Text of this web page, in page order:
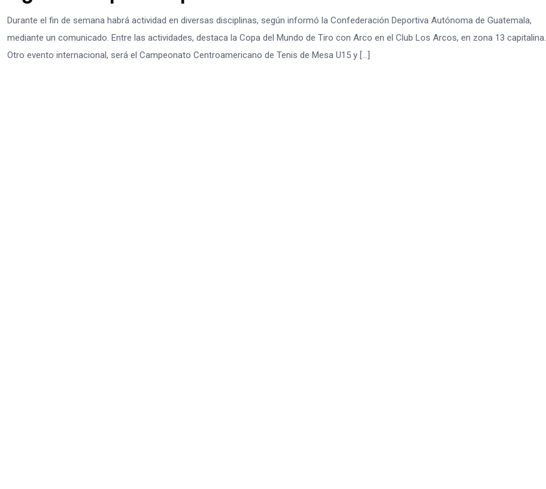
Durante el fin de semana habrá actividad en diversas disciplinas, según informó la Confederación Deportiva Autónoma de Guatemala,
mediante un comunicado. Entre las actividades, destaca la Copa del Mundo de Tiro con Arco en el Club Los Arcos, en zona 13 capitalina.
Otro evento internacional, será el Campeonato Centroamericano de Tenis de Mesa U15 y […]